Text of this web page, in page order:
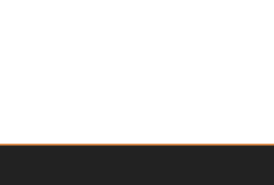
1976, Eye Level ha…